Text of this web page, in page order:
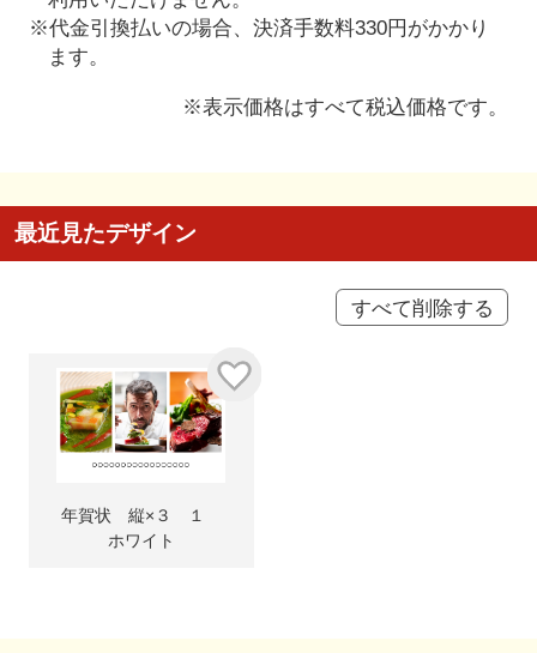
※代金引換払いの場合、決済手数料330円がかかり
ます。
※表示価格はすべて税込価格です。
最近見たデザイン
すべて削除する
年賀状 縦×３ １
ホワイト